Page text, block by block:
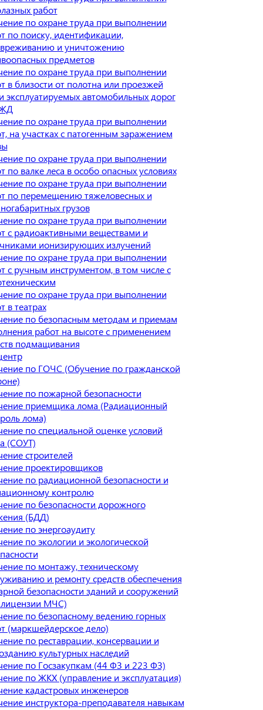
работ
по охране труда при выполнении
по поиску, идентификации,
и уничтожению
предметов
по охране труда при выполнении
в близости от полотна или проезжей
эксплуатируемых автомобильных дорог
по охране труда при выполнении
на участках с патогенным заражением
по охране труда при выполнении
по валке леса в особо опасных условиях
по охране труда при выполнении
по перемещению тяжеловесных и
грузов
по охране труда при выполнении
с радиоактивными веществами и
ионизирующих излучений
по охране труда при выполнении
с ручным инструментом, в том числе с
по охране труда при выполнении
в театрах
по безопасным методам и приемам
работ на высоте с применением
подмащивания
по ГОЧС (Обучение по гражданской
по пожарной безопасности
приемщика лома (Радиационный
лома)
по специальной оценке условий
(СОУТ)
строителей
проектировщиков
по радиационной безопасности и
контролю
по безопасности дорожного
(БДД)
по энергоаудиту
по экологии и экологической
по монтажу, техническому
и ремонту средств обеспечения
безопасности зданий и сооружений
МЧС)
по безопасному ведению горных
(маркшейдерское дело)
по реставрации, консервации и
культурных наследий
по Госзакупкам (44 ФЗ и 223 ФЗ)
по ЖКХ (управление и эксплуатация)
кадастровых инженеров
инструктора-преподавателя навыкам